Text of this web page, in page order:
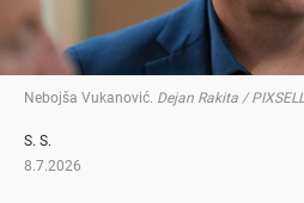
Nebojša Vukanović Dejan Rakita / PIXSELL
S. S.
8.7.2026